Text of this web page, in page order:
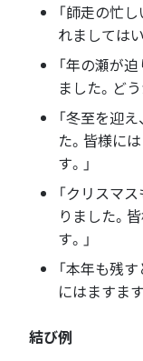
「師走の忙
れましては
「年の瀬が
ました。ど
「冬至を迎
た。皆様に
す。」
「クリスマ
りました。
す。」
「本年も残
にはますま
結び例